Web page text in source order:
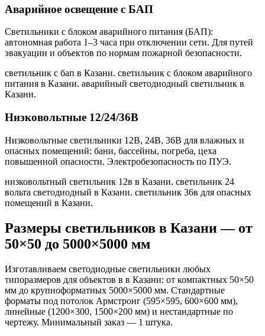
Аварийное освещение с БАП
Светильники с блоком аварийного питания (БАП):
автономная работа 1–3 часа при отключении сети. Для путей
эвакуации и объектов по нормам пожарной безопасности.
светильник с бап в Казани. светильник с блоком аварийного
питания в Казани. аварийный светодиодный светильник в
Казани.
Низковольтные 12/24/36В
Низковольтные светильники 12В, 24В, 36В для влажных и
опасных помещений: бани, бассейны, погреба, цеха
повышенной опасности. Электробезопасность по ПУЭ.
низковольтный светильник 12в в Казани. светильник 24
вольта светодиодный в Казани. светильник 36в для опасных
помещений в Казани.
Размеры светильников в Казани— от
50×50 до 5000×5000 мм
Изготавливаем светодиодные светильники любых
типоразмеров для объектов в в Казани: от компактных 50×50
мм до крупноформатных 5000×5000 мм. Стандартные
форматы под потолок Армстронг (595×595, 600×600 мм),
линейные (1200×300, 1500×200 мм) и нестандартные по
чертежу. Минимальный заказ — 1 штука.